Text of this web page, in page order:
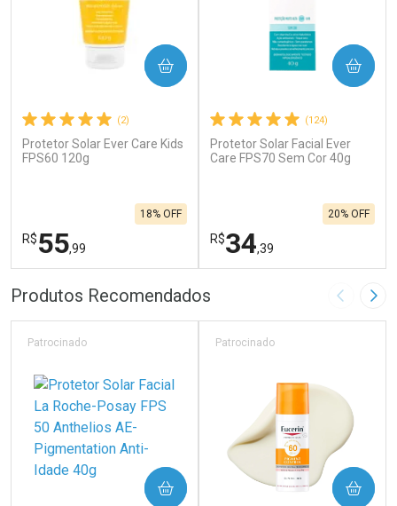
(2)
Protetor Solar Ever Care Kids
FPS60 120g
R$55,99
18% OFF
COMPRAR
FECHAR
Laboratório
FECHAR
Por Menos
(124)
Protetor Solar Facial Ever
Care FPS70 Sem Cor 40g
R$34,39
20% OFF
COMPRAR
Laboratório
Por Menos
Produtos Recomendados Imagem
Patrocinado
COMPRAR
Patrocinado
COMPRAR